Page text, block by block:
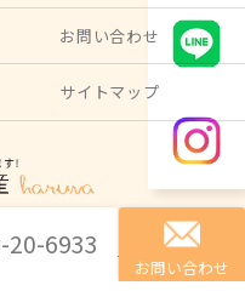
20-6933
お問い合わせ
お問い合わせ
サイトマップ
動産 ALL RIGHTS RESERVED.